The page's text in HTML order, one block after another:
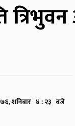
शनिबार ४ : २३ बजे